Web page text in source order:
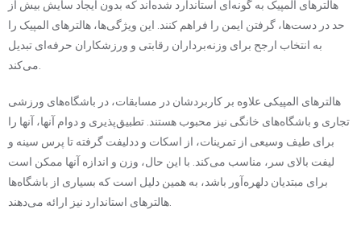
هالترهای المپیک به گونه‌ای استاندارد شده‌اند که بدون ایجاد سایش بیش از
حد در دست‌ها، گرفتن ایمن را فراهم کنند. این ویژگی‌ها، هالترهای المپیک را
به انتخاب ارجح برای وزنه‌برداران رقابتی و ورزشکاران حرفه‌ای تبدیل
هالترهای المپیکی علاوه بر کاربردشان در مسابقات، در باشگاه‌های ورزشی
تجاری و باشگاه‌های خانگی نیز محبوب هستند. تطبیق‌پذیری و دوام آنها، آنها را
برای طیف وسیعی از تمرینات، از اسکات و ددلیفت گرفته تا پرس سینه و
لیفت بالای سر، مناسب می‌کند. با این حال، وزن و اندازه آنها ممکن است
برای مبتدیان دلهره‌آور باشد، به همین دلیل است که بسیاری از باشگاه‌ها